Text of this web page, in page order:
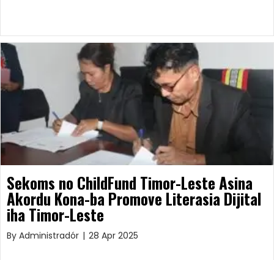
Sekoms no ChildFund Timor-Leste Asina
Akordu Kona-ba Promove Literasia Dijital
iha Timor-Leste
By Administradór | 28 Apr 2025